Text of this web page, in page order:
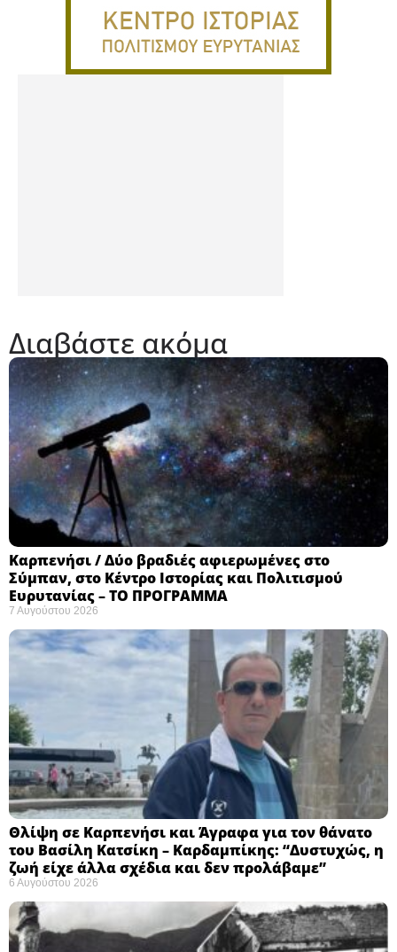
Διαβάστε ακόμα
Καρπενήσι / Δύο βραδιές αφιερωμένες στο
Σύμπαν, στο Κέντρο Ιστορίας και Πολιτισμού
Ευρυτανίας – ΤΟ ΠΡΟΓΡΑΜΜΑ
7 Αυγούστου 2026
Θλίψη σε Καρπενήσι και Άγραφα για τον θάνατο
του Βασίλη Κατσίκη – Καρδαμπίκης: “Δυστυχώς, η
ζωή είχε άλλα σχέδια και δεν προλάβαμε”
6 Αυγούστου 2026